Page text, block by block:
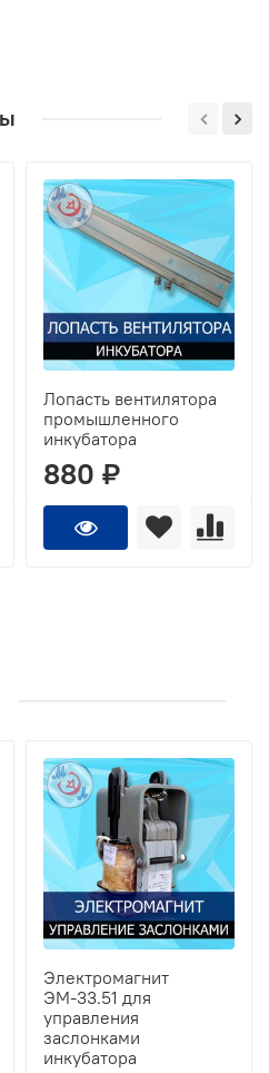
Лопасть вентилятора
промышленного
инкубатора
880 ₽
Электромагнит
ЭМ-33.51 для
управления
заслонками
инкубатора